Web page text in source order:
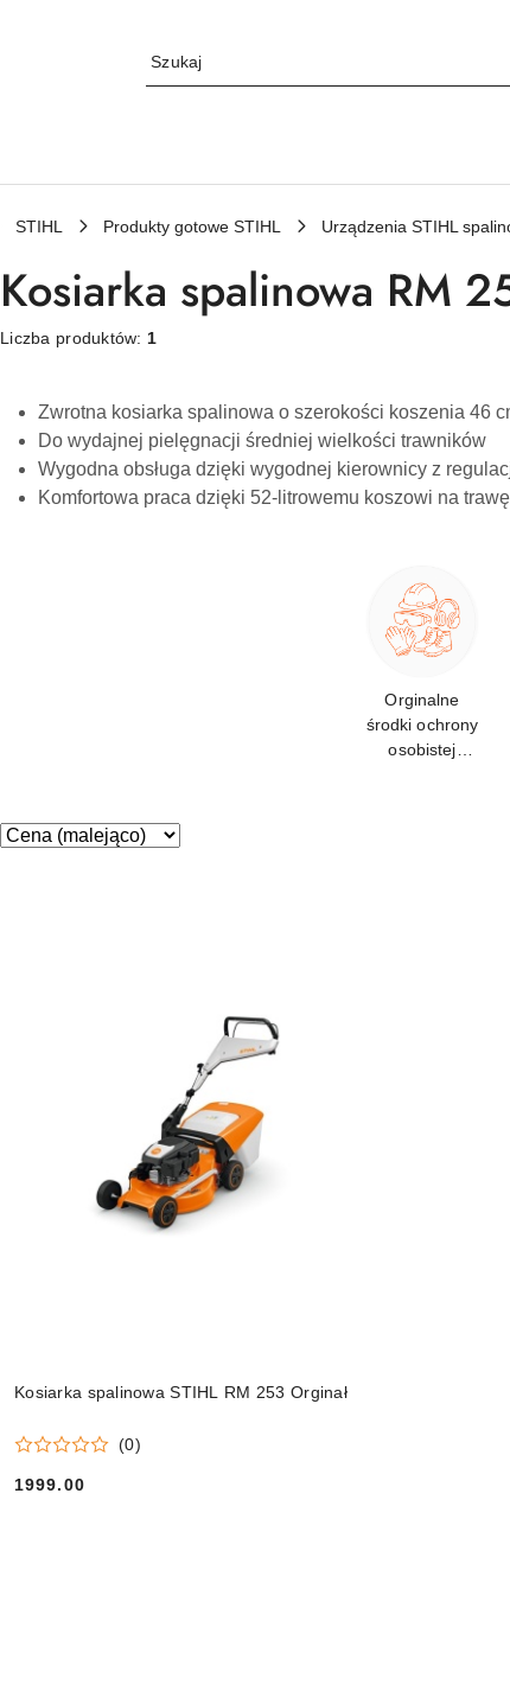
STIHL Produkty gotowe STIHL Urządzenia STIHL
Kosiarka spalinowa RM
Liczba produktów: 1
Zwrotna kosiarka spalinowa o szerokości koszenia 46
Do wydajnej pielęgnacji średniej wielkości trawników
Wygodna obsługa dzięki wygodnej kierownicy z
Komfortowa praca dzięki 52-litrowemu koszowi na
Orginalne
środki ochrony
osobistej
Zastosowano
Sortuj
Kosiarka spalinowa STIHL RM 253 Orginał
(0)
Cena:
1999.00
DO KOSZYKA